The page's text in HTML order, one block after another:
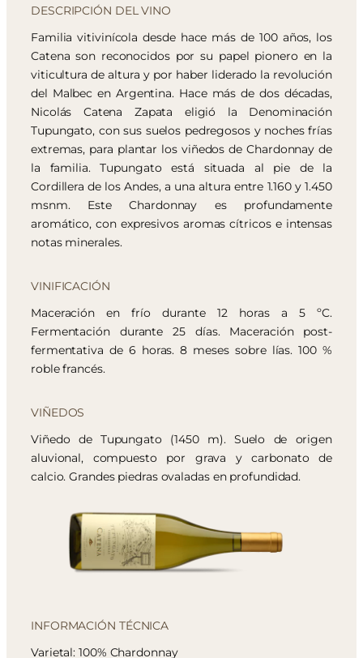
DESCRIPCIÓN DEL VINO
Familia vitivinícola desde hace más de 100 años, los
Catena son reconocidos por su papel pionero en la
viticultura de altura y por haber liderado la revolución
del Malbec en Argentina. Hace más de dos décadas,
Nicolás Catena Zapata eligió la Denominación
Tupungato, con sus suelos pedregosos y noches frías
extremas, para plantar los viñedos de Chardonnay de
la familia. Tupungato está situada al pie de la
Cordillera de los Andes, a una altura entre 1.160 y 1.450
msnm. Este Chardonnay es profundamente
aromático, con expresivos aromas cítricos e intensas
notas minerales.
VINIFICACIÓN
Maceración en frío durante 12 horas a 5 ºC.
Fermentación durante 25 días. Maceración post-
fermentativa de 6 horas. 8 meses sobre lías. 100 %
roble francés.
VIÑEDOS
Viñedo de Tupungato (1450 m). Suelo de origen
aluvional, compuesto por grava y carbonato de
calcio. Grandes piedras ovaladas en profundidad.
INFORMACIÓN TÉCNICA
Varietal: 100% Chardonnay